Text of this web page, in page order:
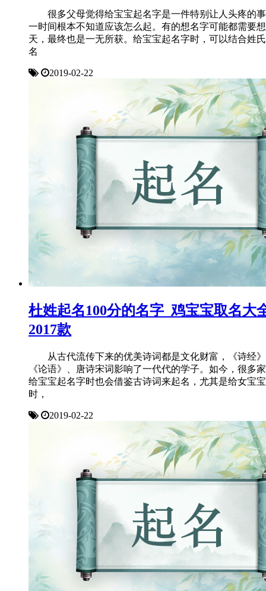
很多父母觉得给宝宝起名字是一件特别让人头疼的
一时间根本不知道应该怎么起。有的想名字可能都需要
天，最终也是一无所获。给宝宝起名字时，可以结合姓
名
2019-02-22
杜姓起名100分的名字_鸡宝宝取名大
2017款
从古代流传下来的优美诗词都是文化财富，《诗经
《论语》、唐诗宋词影响了一代代的学子。如今，很多
给宝宝起名字时也会借鉴古诗词来起名，尤其是给女宝
时，
2019-02-22